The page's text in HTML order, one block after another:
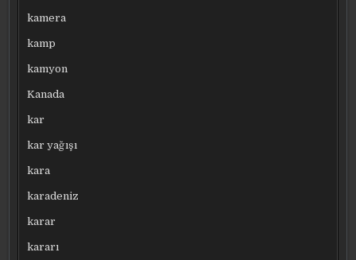
kamera
kamp
kamyon
Kanada
kar
kar yağışı
kara
karadeniz
karar
kararı